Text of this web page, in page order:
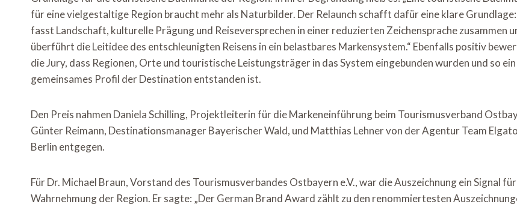
für eine vielgestaltige Region braucht mehr als Naturbilder. Der Relaunch schafft dafür eine klare
fasst Landschaft, kulturelle Prägung und Reiseversprechen in einer reduzierten Zeichensprache zusammen
überführt die Leitidee des entschleunigten Reisens in ein belastbares Markensystem.“ Ebenfalls positiv
die Jury, dass Regionen, Orte und touristische Leistungsträger in das System eingebunden wurden und so ein
gemeinsames Profil der Destination entstanden ist.
Den Preis nahmen Daniela Schilling, Projektleiterin für die Markeneinführung beim Tourismusverband
Günter Reimann, Destinationsmanager Bayerischer Wald, und Matthias Lehner von der Agentur Team
Berlin entgegen.
Für Dr. Michael Braun, Vorstand des Tourismusverbandes Ostbayern e.V., war die Auszeichnung ein Signal
Wahrnehmung der Region. Er sagte: „Der German Brand Award zählt zu den renommiertesten